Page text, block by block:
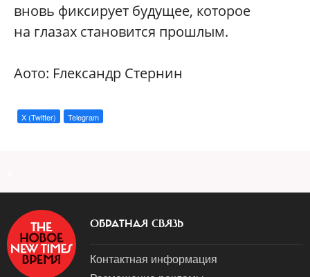
вновь фиксирует будущее, которое
на глазах становится прошлым.
Aото: Fлександр Cтернин
X (Twitter) Telegram
ОБРАТНАЯ СВЯЗЬ
Контактная информация